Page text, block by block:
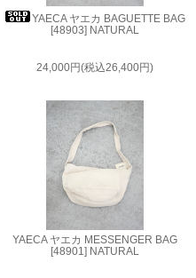
YAECA ヤエカ BAGUETTE BAG
[48903] NATURAL
24,000円(税込26,400円)
YAECA ヤエカ MESSENGER BAG
[48901] NATURAL